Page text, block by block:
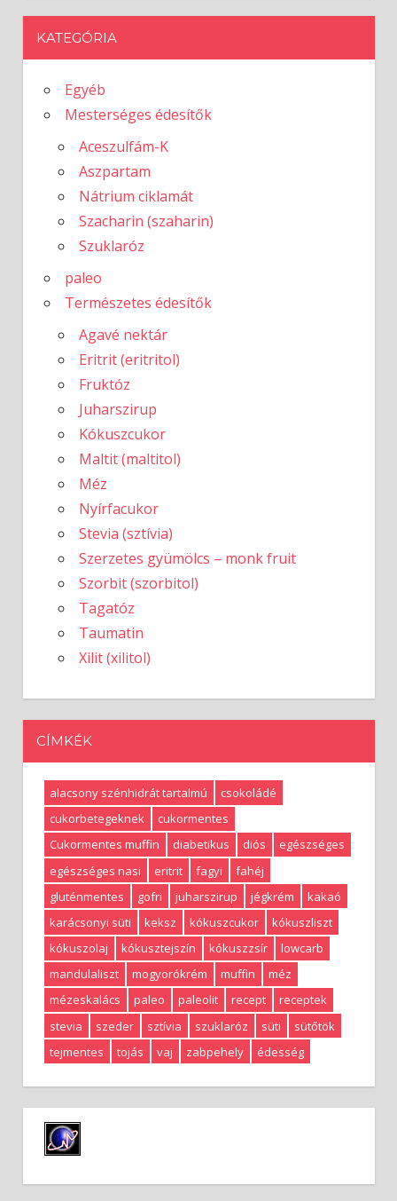
KATEGÓRIA
Egyéb
Mesterséges édesítők
Aceszulfám-K
Aszpartam
Nátrium ciklamát
Szacharin (szaharin)
Szuklaróz
paleo
Természetes édesítők
Agavé nektár
Eritrit (eritritol)
Fruktóz
Juharszirup
Kókuszcukor
Maltit (maltitol)
Méz
Nyírfacukor
Stevia (sztívia)
Szerzetes gyümölcs – monk fruit
Szorbit (szorbitol)
Tagatóz
Taumatin
Xilit (xilitol)
CÍMKÉK
alacsony szénhidrát tartalmú
csokoládé
cukorbetegeknek
cukormentes
Cukormentes muffin
diabetikus diós
egészséges
egészséges nasi
eritrit fagyi
fahéj
gluténmentes
gofri juharszirup jégkrém
kakaó
karácsonyi süti
keksz kókuszcukor
kókuszliszt
kókuszolaj
kókusztejszín kókuszzsír
lowcarb
mandulaliszt
mogyorókrém muffin
méz
mézeskalács
paleo paleolit recept
receptek
stevia
szeder sztívia szuklaróz süti
sütőtök
tejmentes
tojás vaj zabpehely édesség